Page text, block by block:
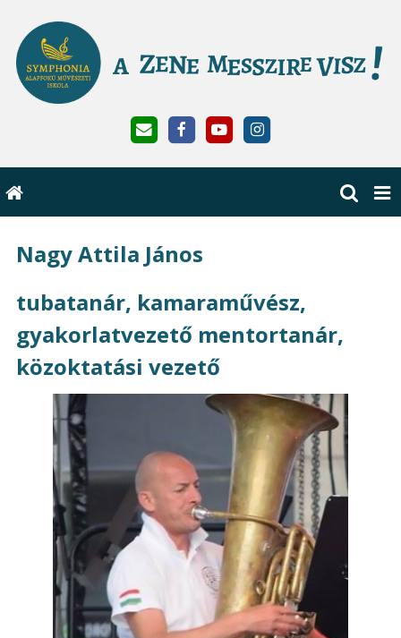
Nagy Attila János
tubatanár, kamaraművész,
gyakorlatvezető mentortanár,
közoktatási vezető